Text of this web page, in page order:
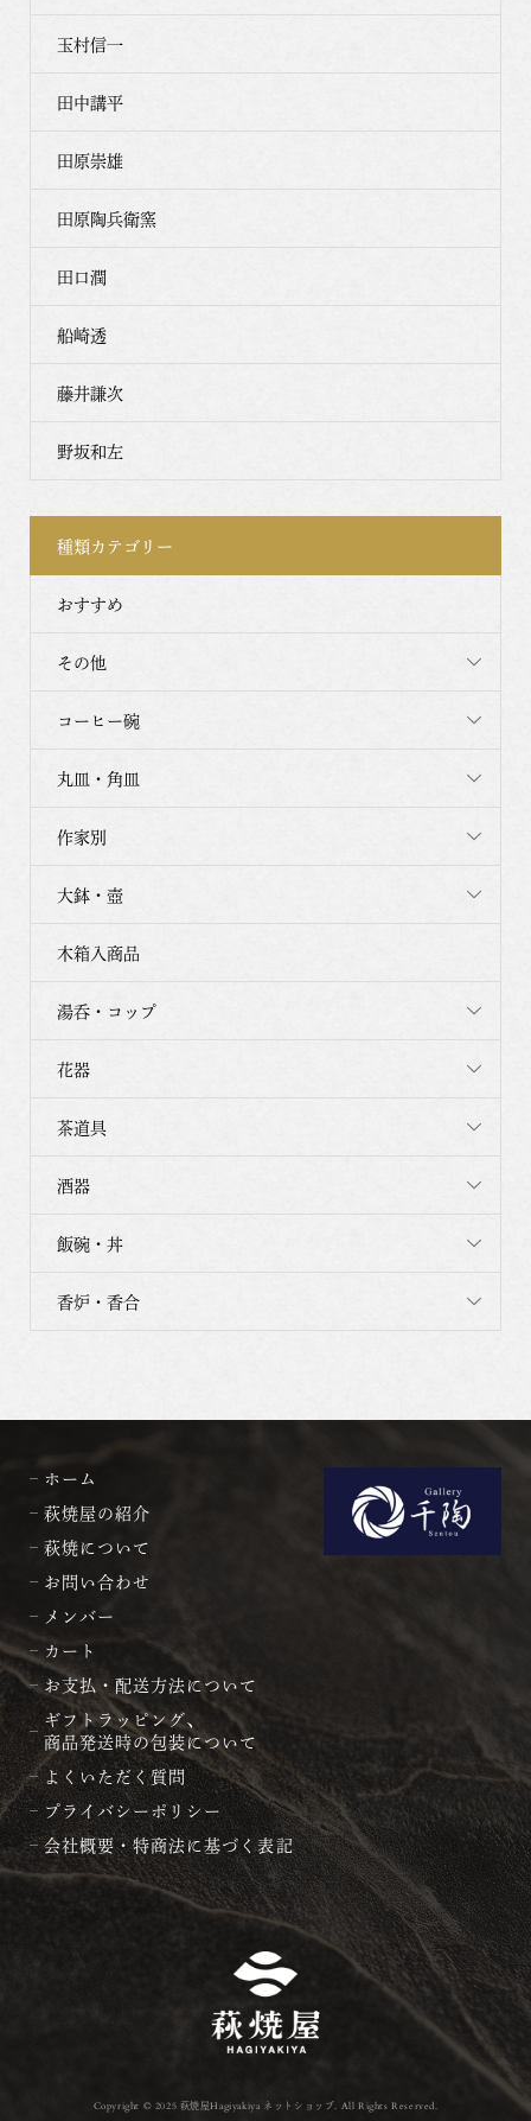
玉村信一
田中講平
田原崇雄
田原陶兵衛窯
田口潤
船崎透
藤井謙次
野坂和左
種類カテゴリー
おすすめ
その他
コーヒー碗
丸皿・角皿
作家別
大鉢・壺
木箱入商品
湯呑・コップ
花器
茶道具
酒器
飯碗・丼
香炉・香合
ホーム
萩焼屋の紹介
萩焼について
お問い合わせ
メンバー
カート
お支払・配送方法について
ギフトラッピング、
商品発送時の包装について
よくいただく質問
プライバシーポリシー
会社概要・特商法に基づく表記
Copyright © 2025 萩焼屋Hagiyakiya ネットショップ. All Rights Reserved.